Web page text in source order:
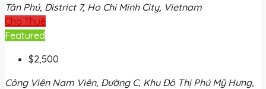
Tân Phú, District 7, Ho Chi Minh City, Vietnam
Cho Thuê
Featured
$2,500
Công Viên Nam Viên, Đường C, Khu Đô Thị Phú Mỹ Hưng,